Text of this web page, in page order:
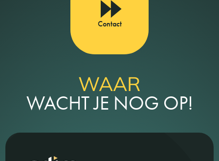
Contact
WAAR
WACHT JE NOG OP!